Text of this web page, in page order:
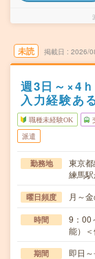
未読 掲載日 2026/
週3日～×4
入力経験あ
職種未経験OK
派遣
勤務地
東京
練馬
曜日頻度 月～
時間
9：00
能）
期間 即日